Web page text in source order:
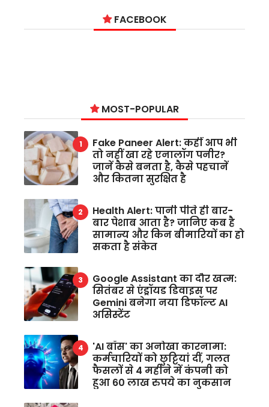
FACEBOOK
MOST-POPULAR
Fake Paneer Alert: कहीं आप भी
तो नहीं खा रहे एनालॉग पनीर?
जानें कैसे बनता है, कैसे पहचानें
और कितना सुरक्षित है
Health Alert: पानी पीते ही बार-
बार पेशाब आता है? जानिए कब है
सामान्य और किन बीमारियों का हो
सकता है संकेत
Google Assistant का दौर खत्म:
सितंबर से एंड्रॉयड डिवाइस पर
Gemini बनेगा नया डिफॉल्ट AI
असिस्टेंट
'AI बॉस' का अनोखा कारनामा:
कर्मचारियों को छुट्टियां दीं, गलत
फैसलों से 4 महीने में कंपनी को
हुआ 60 लाख रुपये का नुकसान